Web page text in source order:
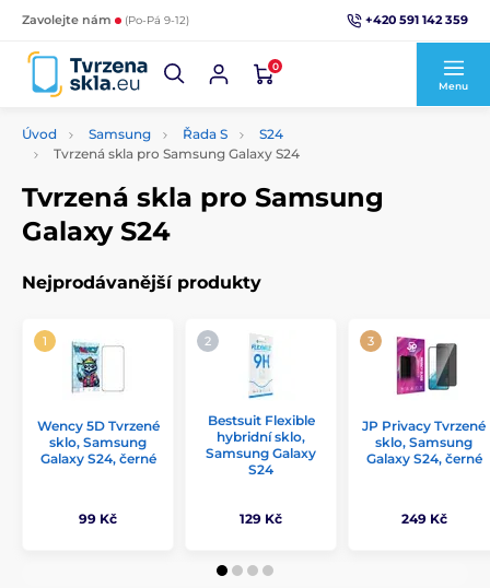
Zavolejte nám (Po-Pá 9-12) +420 591 142 359
0
Menu
Úvod Samsung Řada S
S24
Tvrzená skla pro Samsung Galaxy S24
Tvrzená skla pro Samsung
Galaxy S24
Nejprodávanější produkty
Wency 5D Tvrzené
sklo, Samsung
Galaxy S24, černé
99 Kč
Bestsuit Flexible
hybridní sklo,
Samsung Galaxy
S24
129 Kč
JP Privacy Tvrzené
sklo, Samsung
Galaxy S24, černé
249 Kč